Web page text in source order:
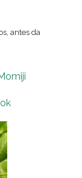
antes da